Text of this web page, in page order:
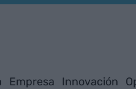
Empresa Innovación